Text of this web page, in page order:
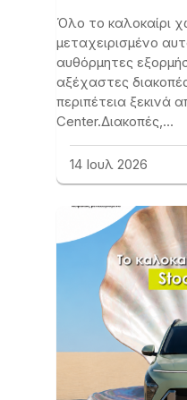
Όλο το καλοκαίρι
μεταχειρισμένο
αυθόρμητες
αξέχαστες
περιπέτεια ξεκινά
Center.Διακοπές,…
14 Ιουλ 2026